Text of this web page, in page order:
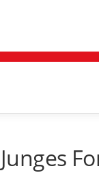
Junges